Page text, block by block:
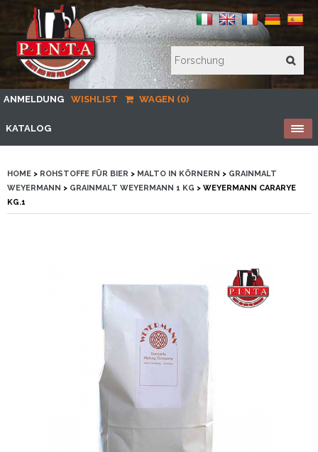
ANMELDUNG WISHLIST WAGEN (0)
KATALOG
HOME > ROHSTOFFE FÜR BIER > MALTO IN KÖRNERN > GRAINMALT
WEYERMANN > GRAINMALT WEYERMANN 1 KG > WEYERMANN CARARYE
KG.1